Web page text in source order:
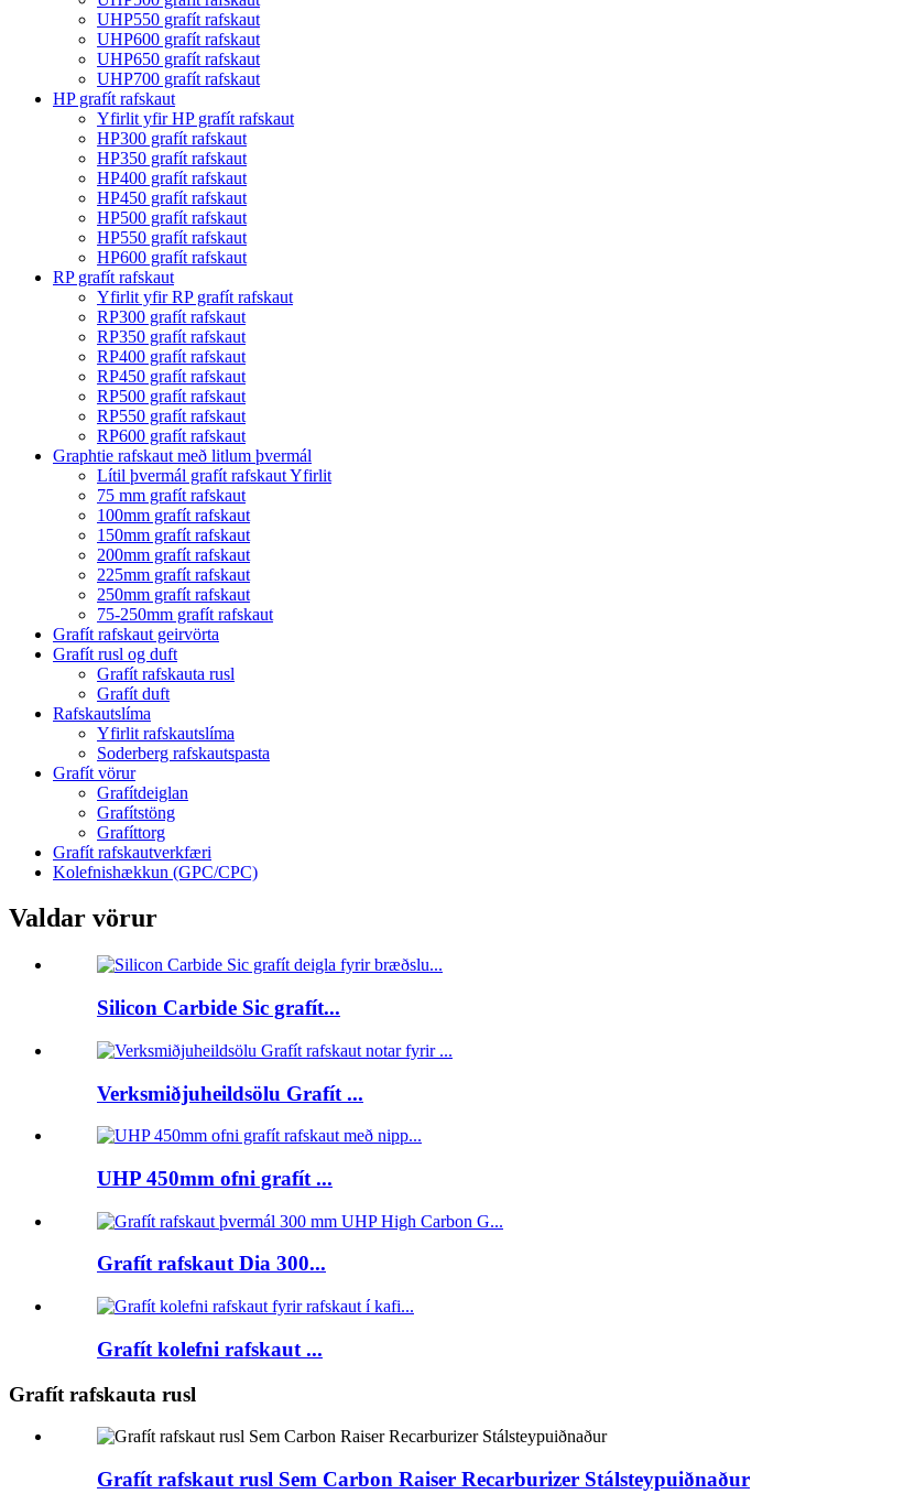
UHP550 grafít rafskaut
UHP600 grafít rafskaut
UHP650 grafít rafskaut
UHP700 grafít rafskaut
HP grafít rafskaut
Yfirlit yfir HP grafít rafskaut
HP300 grafít rafskaut
HP350 grafít rafskaut
HP400 grafít rafskaut
HP450 grafít rafskaut
HP500 grafít rafskaut
HP550 grafít rafskaut
HP600 grafít rafskaut
RP grafít rafskaut
Yfirlit yfir RP grafít rafskaut
RP300 grafít rafskaut
RP350 grafít rafskaut
RP400 grafít rafskaut
RP450 grafít rafskaut
RP500 grafít rafskaut
RP550 grafít rafskaut
RP600 grafít rafskaut
Graphtie rafskaut með litlum þvermál
Lítil þvermál grafít rafskaut Yfirlit
75 mm grafít rafskaut
100mm grafít rafskaut
150mm grafít rafskaut
200mm grafít rafskaut
225mm grafít rafskaut
250mm grafít rafskaut
75-250mm grafít rafskaut
Grafít rafskaut geirvörta
Grafít rusl og duft
Grafít rafskauta rusl
Grafít duft
Rafskautslíma
Yfirlit rafskautslíma
Soderberg rafskautspasta
Grafít vörur
Grafítdeiglan
Grafítstöng
Grafíttorg
Grafít rafskautverkfæri
Kolefnishækkun (GPC/CPC)
Valdar vörur
Silicon Carbide Sic grafít...
Verksmiðjuheildsölu Grafít ...
UHP 450mm ofni grafít ...
Grafít rafskaut Dia 300...
Grafít kolefni rafskaut ...
Grafít rafskauta rusl
Grafít rafskaut rusl Sem Carbon Raiser Recarburizer Stálsteypuiðnaður